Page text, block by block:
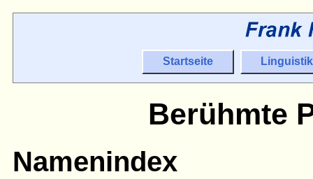
Startseite Linguistik
Berühmte
Namenindex